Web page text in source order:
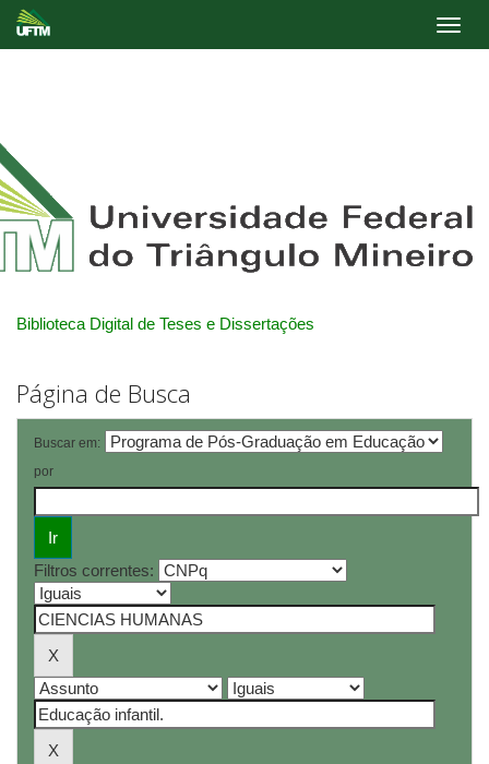
Biblioteca Digital de Teses e Dissertações
Página de Busca
Buscar em:
por
Filtros correntes: